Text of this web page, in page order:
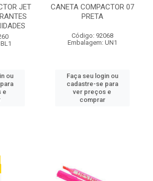
JET
ou
e
CANETA COMPACTOR 07
PRETA
Código: 92068
Embalagem: UN1
Faça seu login ou
cadastre-se para
ver preços e
comprar